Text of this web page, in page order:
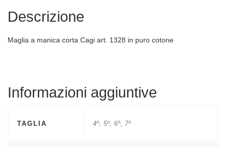
Descrizione
Maglia a manica corta Cagi art. 1328 in puro cotone
Informazioni aggiuntive
TAGLIA 4^, 5^, 6^, 7^